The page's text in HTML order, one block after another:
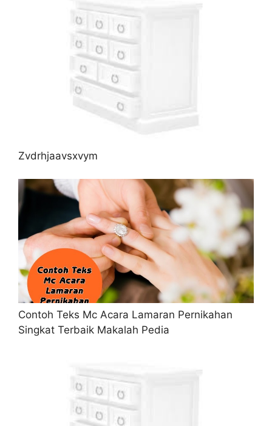
Zvdrhjaavsxvym
Contoh Teks Mc Acara Lamaran Pernikahan
Singkat Terbaik Makalah Pedia